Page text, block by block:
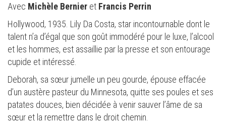
Avec Michèle Bernier et Francis Perrin
Hollywood, 1935. Lily Da Costa, star incontournable dont le
talent n’a d’égal que son goût immodéré pour le luxe, l’alcool
et les hommes, est assaillie par la presse et son entourage
cupide et intéressé.
Deborah, sa sœur jumelle un peu gourde, épouse effacée
d’un austère pasteur du Minnesota, quitte ses poules et ses
patates douces, bien décidée à venir sauver l’âme de sa
sœur et la remettre dans le droit chemin.